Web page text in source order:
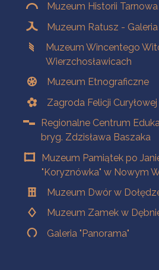
Muzeum Historii
Muzeum Ratusz -
Muzeum Wincentego
Wierzchosławicach
Muzeum Etnograficzne
Zagroda Felicji
Regionalne Centrum
bryg. Zdzisława Baszaka
Muzeum Pamiątek po
"Koryznówka" w Nowym
Muzeum Dwór w
Muzeum Zamek w
Galeria "Panorama"